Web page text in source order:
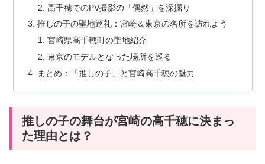
高千穂でのPV撮影の「偶然」を深掘り
推しの子の聖地巡礼：宮崎＆東京の名所を訪れよう
宮崎県高千穂町の聖地紹介
東京のモデルとなった場所を巡る
まとめ：「推しの子」と宮崎高千穂の魅力
推しの子の舞台が宮崎の高千穂に決まっ
た理由とは？